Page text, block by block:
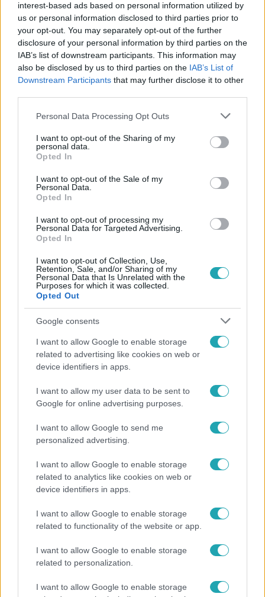
interest-based ads based on personal information utilized by
us or personal information disclosed to third parties prior to
your opt-out. You may separately opt-out of the further
disclosure of your personal information by third parties on the
IAB’s list of downstream participants. This information may
also be disclosed by us to third parties on the IAB’s List of
Downstream Participants that may further disclose it to other
Please note that this website/app uses one or more Google
not limited to your visit or usage behaviour. You may click to
grant or deny consent to Google and its third-party tags to
use your data for below specified purposes in below Google
consent section.
Personal Data Processing Opt Outs
I want to opt-out of the Sharing of my
personal data.
Opted In
I want to opt-out of the Sale of my
Personal Data.
Opted In
I want to opt-out of processing my
Personal Data for Targeted Advertising.
Opted In
I want to opt-out of Collection, Use,
Retention, Sale, and/or Sharing of my
Personal Data that Is Unrelated with the
Purposes for which it was collected.
Opted Out
Google consents
I want to allow Google to enable storage
related to advertising like cookies on web or
device identifiers in apps.
I want to allow my user data to be sent to
Google for online advertising purposes.
I want to allow Google to send me
personalized advertising.
I want to allow Google to enable storage
related to analytics like cookies on web or
device identifiers in apps.
I want to allow Google to enable storage
related to functionality of the website or app.
I want to allow Google to enable storage
related to personalization.
I want to allow Google to enable storage
Követem
Népszerű
Életmód
Gyakori tévhit dől meg a ventilátorról – így
érdemes használni a fizikus szerint
Grúz fiatal erőszakoskodott egy 18 éves magyar